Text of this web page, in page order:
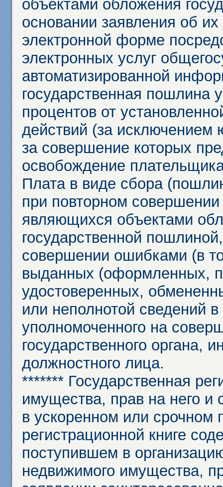
объектами обложения
основании заявления об
электронной форме
электронных услуг
автоматизированной
государственная пошлина
процентов от
действий (за исключением
за совершение которых
освобождение
Плата в виде сбора
при повторном
являющихся объектами
государственной
совершении ошибками (в
выданных (оформленных,
удостоверенных,
или неполнотой сведений
уполномоченного на
государственного органа,
должностного лица.
******* Государственная
имущества, прав на него и
в ускоренном или срочном
регистрационной книге
поступившем в
недвижимого имущества,